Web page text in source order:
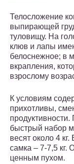
Телосложение
выпирающей
туловищу. На
клюв и лапы
белоснежное; в
вкрапления,
взрослому
К условиям
прихотливы,
быстрый набор
весят около 4
самка – 7-7,5 кг.
ценным пухом.